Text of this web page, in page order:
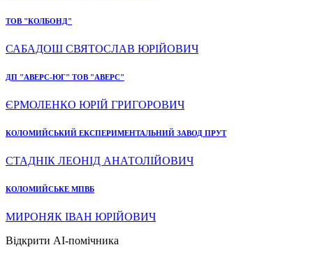
ТОВ "КОЛБОНД"
САБАДОШ СВЯТОСЛАВ ЮРІЙОВИЧ
ДП "АВЕРС-ЮГ" ТОВ "АВЕРС"
ЄРМОЛЕНКО ЮРІЙ ГРИГОРОВИЧ
КОЛОМИЙСЬКИЙ ЕКСПЕРИМЕНТАЛЬНИЙ ЗАВОД ПРУТ
СТАДНІК ЛЕОНІД АНАТОЛІЙОВИЧ
КОЛОМИЙСЬКЕ МПВБ
МИРОНЯК ІВАН ЮРІЙОВИЧ
Відкрити AI-помічника